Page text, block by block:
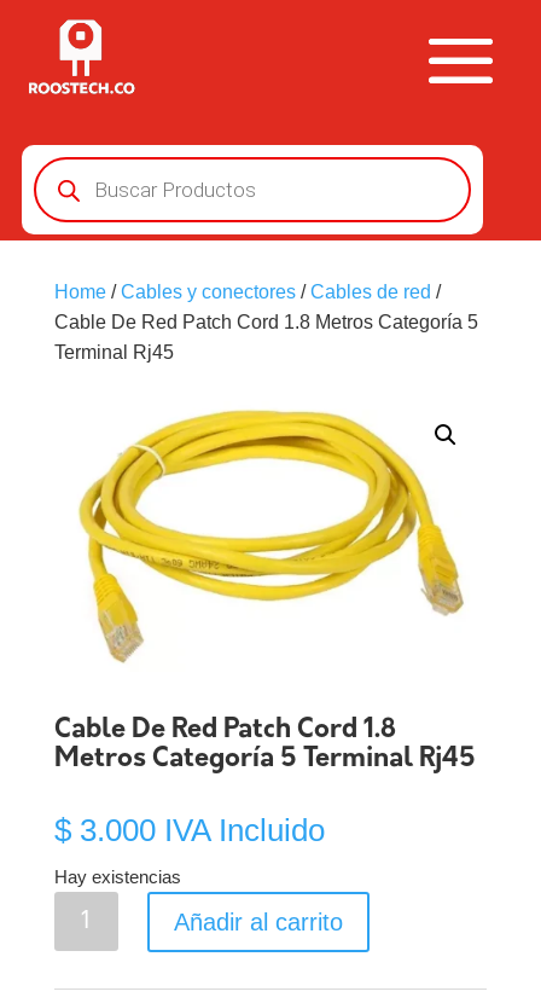
Búsqueda
de
productos
Home/Cables y conectores/Cables de red /
Cable De Red Patch Cord 1.8 Metros Categoría 5
Terminal Rj45
Cable De Red Patch Cord 1.8
Metros Categoría 5 Terminal Rj45
$3.000 IVA Incluido
Hay existencias
Cable
Patch
Añadir al carrito